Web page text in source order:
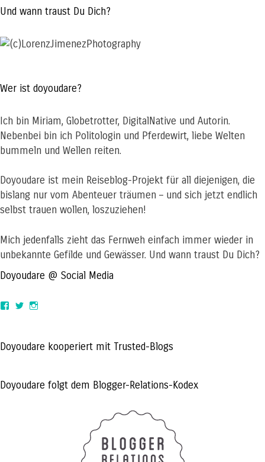
Und wann traust Du Dich?
Wer ist doyoudare?
Ich bin Miriam, Globetrotter, DigitalNative und Autorin.
Nebenbei bin ich Politologin und Pferdewirt, liebe Welten
bummeln und Wellen reiten.
Doyoudare ist mein Reiseblog-Projekt für all diejenigen, die
bislang nur vom Abenteuer träumen – und sich jetzt endlich
selbst trauen wollen, loszuziehen!
Mich jedenfalls zieht das Fernweh einfach immer wieder in
unbekannte Gefilde und Gewässer. Und wann traust Du Dich?
Doyoudare @ Social Media
View
Facebook
View
TwitterInstagram
Doyoudare kooperiert mit Trusted-Blogs
Doyoudare folgt dem Blogger-Relations-Kodex